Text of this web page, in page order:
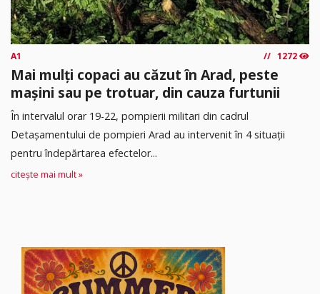
A1 1272
Mai mulți copaci au căzut în Arad, peste
mașini sau pe trotuar, din cauza furtunii
În intervalul orar 19-22, pompierii militari din cadrul
Detașamentului de pompieri Arad au intervenit în 4 situații
pentru îndepărtarea efectelor...
citește mai mult »